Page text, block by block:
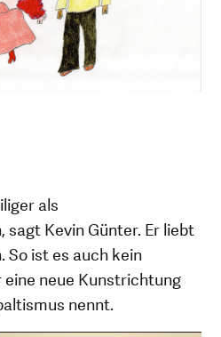
als
sagt Kevin Günter. Er liebt
So ist es auch kein
eine neue Kunstrichtung
nennt.